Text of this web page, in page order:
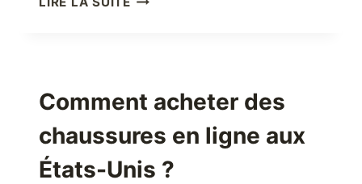
LIVRAISON
PERSONNELLE
AUX
UNIS
Comment acheter des
chaussures en ligne aux
États-Unis ?